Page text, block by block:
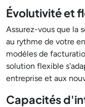
Évolutivité et
Assurez-vous que la
au rythme de votre
modèles de
solution flexible
entreprise et aux
Capacités